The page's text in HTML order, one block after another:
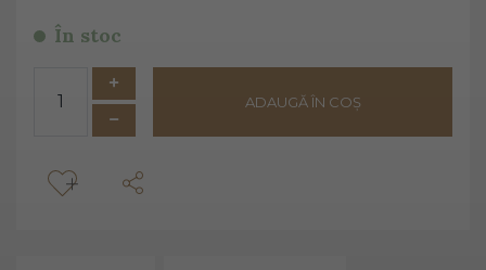
În stoc
ADAUGĂ ÎN COȘ